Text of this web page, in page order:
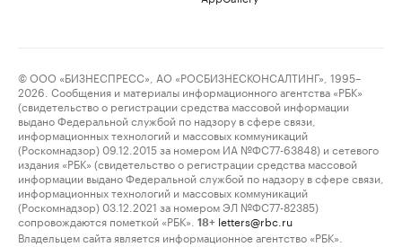
© ООО «БИЗНЕСПРЕСС», АО «РОСБИЗНЕСКОНСАЛТИНГ», 1995–
2026. Сообщения и материалы информационного агентства «РБК»
(свидетельство о регистрации средства массовой информации
выдано Федеральной службой по надзору в сфере связи,
информационных технологий и массовых коммуникаций
(Роскомнадзор) 09.12.2015 за номером ИА №ФС77-63848) и сетевого
издания «РБК» (свидетельство о регистрации средства массовой
информации выдано Федеральной службой по надзору в сфере связи,
информационных технологий и массовых коммуникаций
(Роскомнадзор) 03.12.2021 за номером ЭЛ №ФС77-82385)
сопровождаются пометкой «РБК».
18+ letters@rbc.ru
Владельцем сайта является информационное агентство «РБК».